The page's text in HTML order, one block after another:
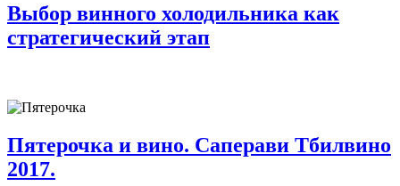
Выбор винного холодильника как
стратегический этап
Пятерочка и вино. Саперави Тбилвино
2017.